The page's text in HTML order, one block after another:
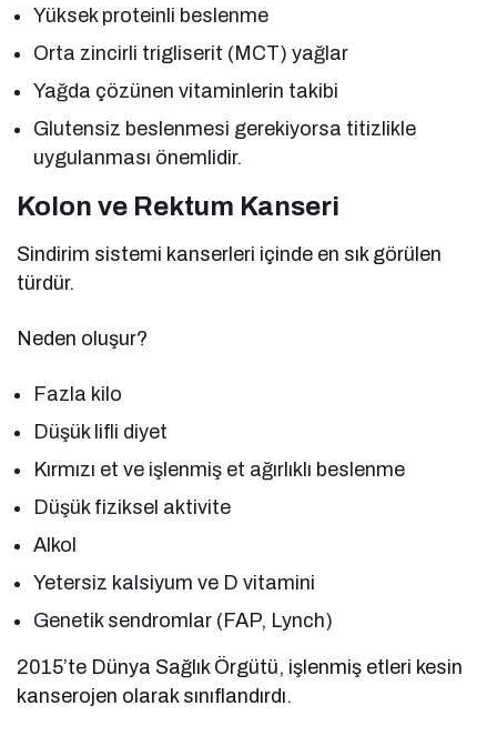
Yüksek proteinli beslenme
Orta zincirli trigliserit (MCT) yağlar
Yağda çözünen vitaminlerin takibi
Glutensiz beslenmesi gerekiyorsa titizlikle
uygulanması önemlidir.
Kolon ve Rektum Kanseri
Sindirim sistemi kanserleri içinde en sık görülen
türdür.
Neden oluşur?
Fazla kilo
Düşük lifli diyet
Kırmızı et ve işlenmiş et ağırlıklı beslenme
Düşük fiziksel aktivite
Alkol
Yetersiz kalsiyum ve D vitamini
Genetik sendromlar (FAP, Lynch)
2015’te Dünya Sağlık Örgütü, işlenmiş etleri kesin
kanserojen olarak sınıflandırdı.